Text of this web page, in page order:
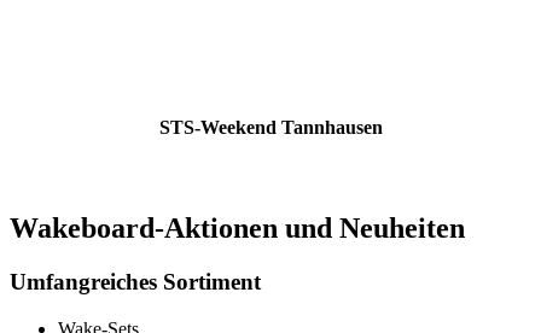
STS-Weekend Tannhausen
Wakeboard-Aktionen und Neuheiten
Umfangreiches Sortiment
Wake-Sets